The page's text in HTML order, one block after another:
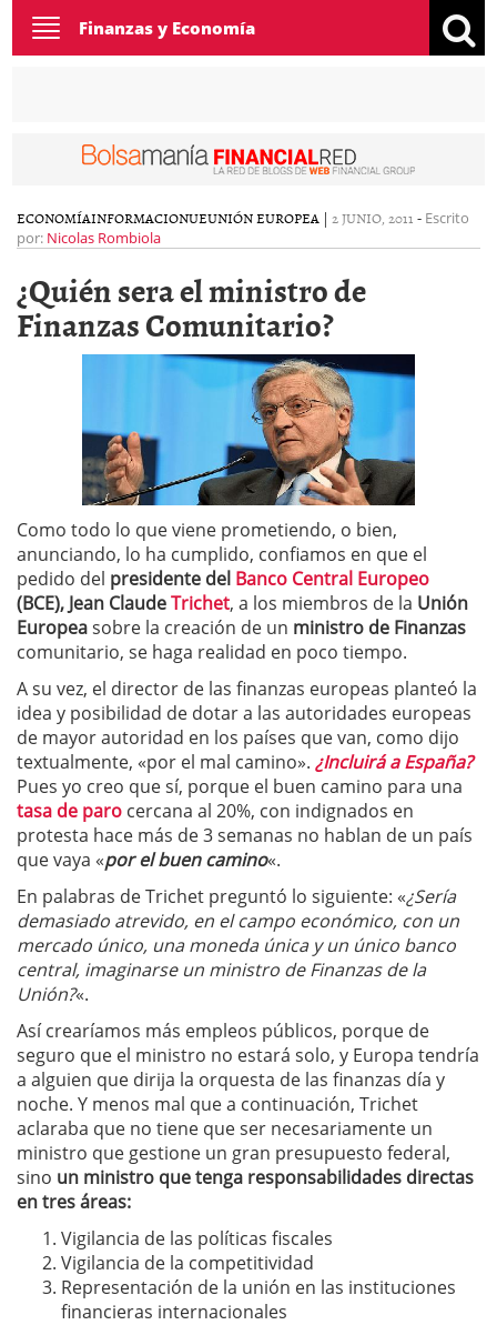
Toggle
navigation
Finanzas y Economía
ECONOMÍAINFORMACIONUEUNIÓN EUROPEA | 2 JUNIO, 2011 - Escrito
por: Nicolas Rombiola
¿Quién sera el ministro de
Finanzas Comunitario?
Como todo lo que viene prometiendo, o bien,
anunciando, lo ha cumplido, confiamos en que el
pedido del presidente del Banco Central Europeo
(BCE), Jean ClaudeTrichet, a los miembros de la Unión
Europeasobre la creación de un ministro de Finanzas
comunitario, se haga realidad en poco tiempo.
A su vez, el director de las finanzas europeas planteó la
idea y posibilidad de dotar a las autoridades europeas
de mayor autoridad en los países que van, como dijo
textualmente, «por el mal camino». ¿Incluirá a España?
Pues yo creo que sí, porque el buen camino para una
tasa de paro cercana al 20%, con indignados en
protesta hace más de 3 semanas no hablan de un país
que vaya «por el buen camino«.
En palabras de Trichet preguntó lo siguiente: «¿Sería
demasiado atrevido, en el campo económico, con un
mercado único, una moneda única y un único banco
central, imaginarse un ministro de Finanzas de la
Unión?«.
Así crearíamos más empleos públicos, porque de
seguro que el ministro no estará solo, y Europa tendría
a alguien que dirija la orquesta de las finanzas día y
noche. Y menos mal que a continuación, Trichet
aclaraba que no tiene que ser necesariamente un
ministro que gestione un gran presupuesto federal,
sino un ministro que tenga responsabilidades directas
en tres áreas:
Vigilancia de las políticas fiscales
Vigilancia de la competitividad
Representación de la unión en las instituciones
financieras internacionales